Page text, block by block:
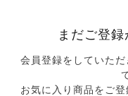
まだご登
会員登録をしていた
お気に入り商品をご